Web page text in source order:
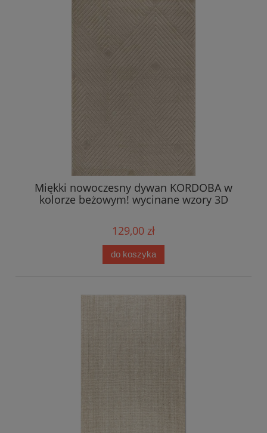
Miękki nowoczesny dywan KORDOBA w
kolorze beżowym! wycinane wzory 3D
129,00 zł
do koszyka